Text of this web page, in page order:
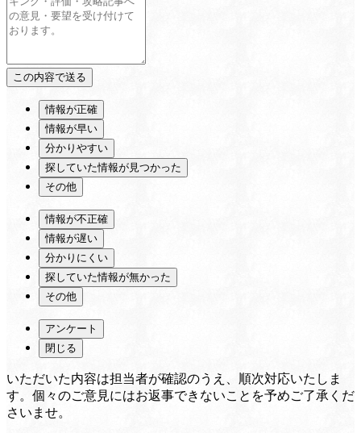
情報が正確
情報が早い
分かりやすい
探していた情報が見つかった
その他
情報が不正確
情報が遅い
分かりにくい
探していた情報が無かった
その他
アンケート
閉じる
いただいた内容は担当者が確認のうえ、順次対応いたしま
す。個々のご意見にはお返事できないことを予めご了承くだ
さいませ。